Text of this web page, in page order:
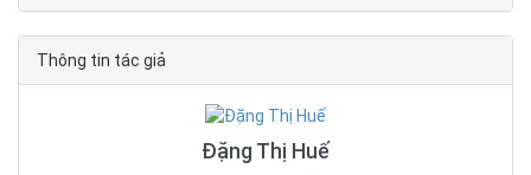
Thông tin tác giả
Đặng Thị Huế